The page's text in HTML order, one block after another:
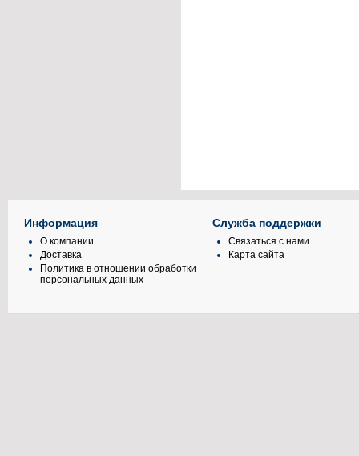
Информация
О компании
Доставка
Политика в отношении обработки
персональных данных
Служба поддержки
Связаться с нами
Карта сайта